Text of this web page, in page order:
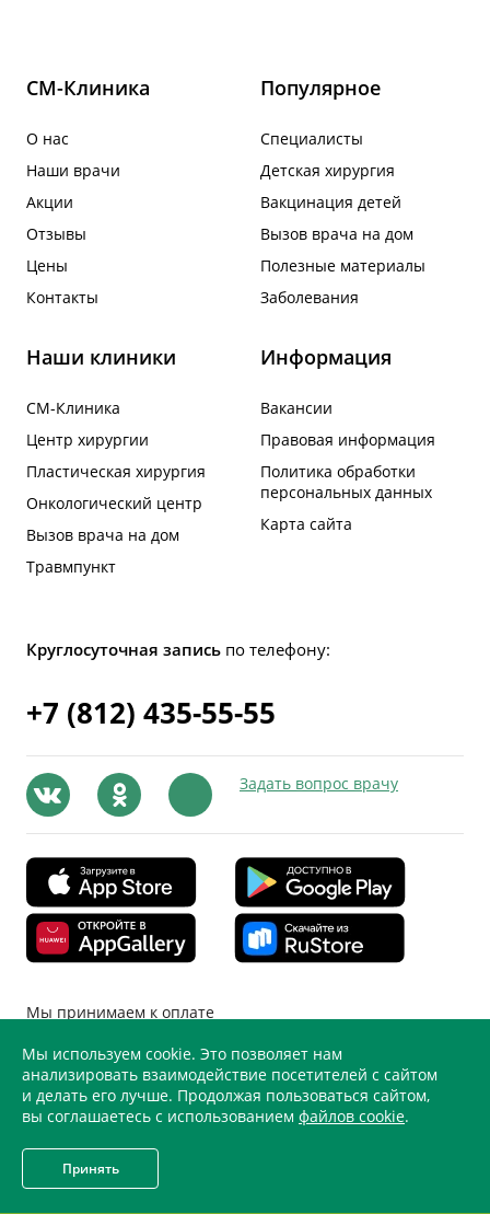
СМ-Клиника
О нас
Наши врачи
Акции
Отзывы
Цены
Контакты
Популярное
Специалисты
Детская хирургия
Вакцинация детей
Вызов врача на дом
Полезные материалы
Заболевания
Наши клиники
СМ-Клиника
Центр хирургии
Пластическая хирургия
Онкологический центр
Вызов врача на дом
Травмпункт
Информация
Вакансии
Правовая информация
Политика обработки
персональных данных
Карта сайта
Круглосуточная запись по телефону:
+7 (812) 435-55-55
Задать вопрос врачу
Мы принимаем к оплате
Мы используем cookie. Это позволяет нам
анализировать взаимодействие посетителей с сайтом
и делать его лучше. Продолжая пользоваться сайтом,
вы соглашаетесь с использованием файлов cookie.
Принять